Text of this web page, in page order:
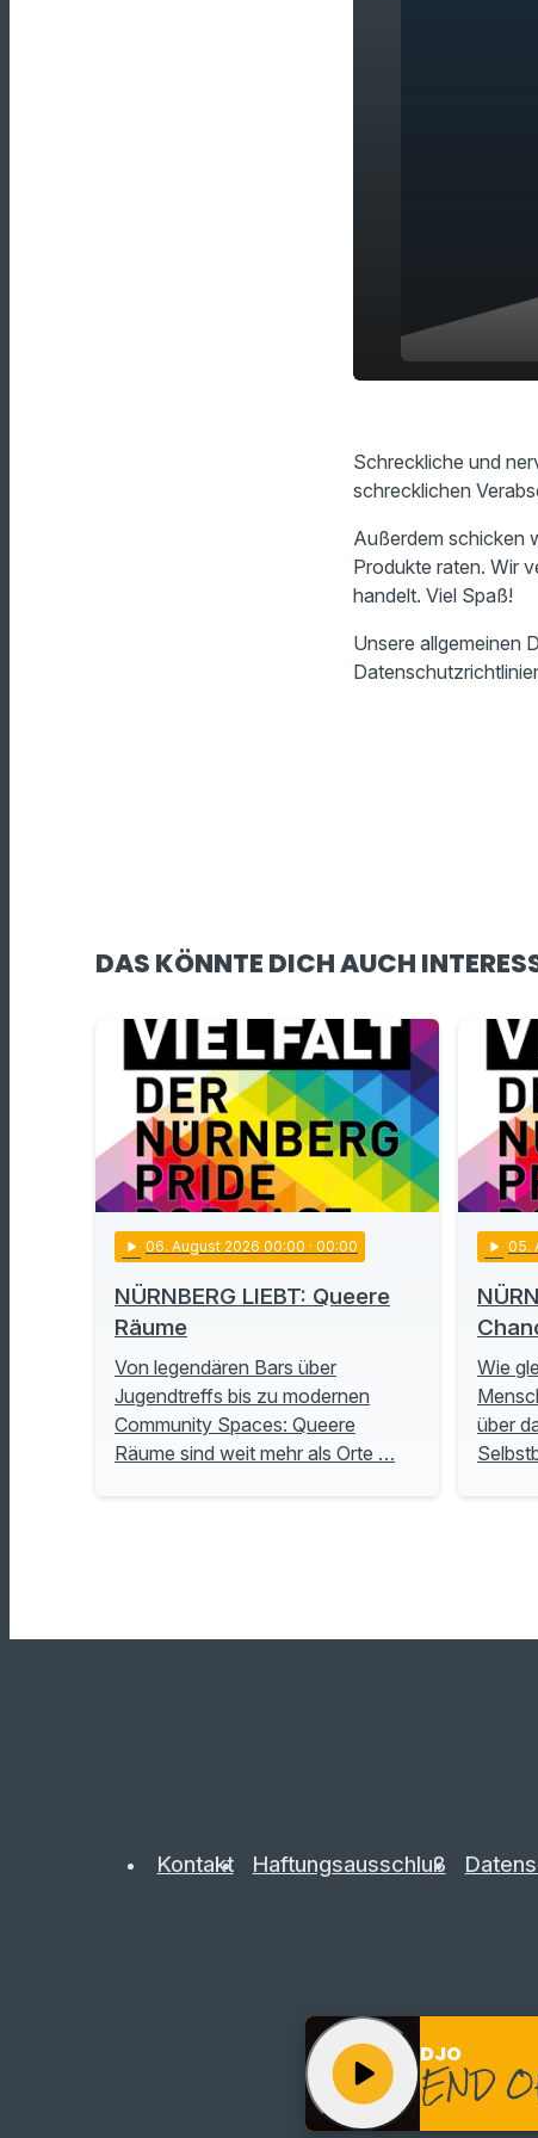
Schreckliche und
schrecklichen
Außerdem schicken
Produkte raten. Wir
handelt. Viel Spaß!
Unsere allgemeinen
DAS KÖNNTE DICH AUCH
play_arrow 06. August 2026 00:00 · 00:00
NÜRNBERG LIEBT: Queere
Räume
Von legendären Bars über
Jugendtreffs bis zu modernen
Community Spaces: Queere
Räume sind weit mehr als Orte …
play_arrow 05.
Wie
über
Kontakt Haftungsausschluß
DJO
END
play_arrow